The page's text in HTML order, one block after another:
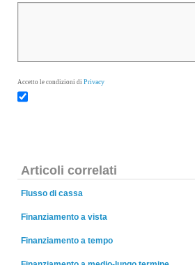
Accetto le condizioni di Privacy
Articoli correlati
Flusso di cassa
Finanziamento a vista
Finanziamento a tempo